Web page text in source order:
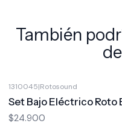
También
1310045|Rotosound
Set Bajo Eléctrico Roto
$24.900